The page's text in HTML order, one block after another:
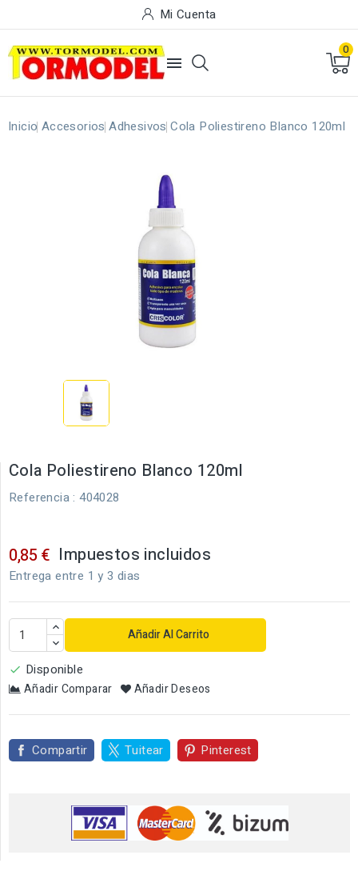
Mi Cuenta

0
Inicio Accesorios Adhesivos Cola Poliestireno Blanco 120ml
Cola Poliestireno Blanco 120ml
Referencia : 404028
0,85 € Impuestos incluidos
Entrega entre 1 y 3 dias
Añadir Al Carrito
 Disponible
Añadir Comparar Añadir Deseos
Compartir Tuitear Pinterest